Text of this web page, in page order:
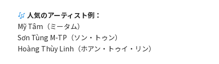
人気のアーティスト例：
Mỹ Tâm（ミータム）
Sơn Tùng M-TP（ソン・トゥン）
Hoàng Thùy Linh（ホアン・トゥイ・リン）